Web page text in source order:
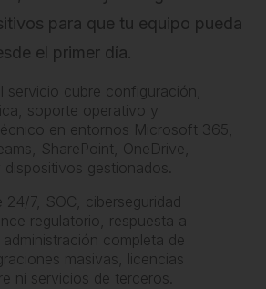
para que tu equipo pueda
el primer día.
servicio cubre configuración,
soporte operativo y
en entornos Microsoft 365,
SharePoint, OneDrive,
gestionados.
7, SOC, ciberseguridad
regulatorio, respuesta a
completa de
masivas, licencias
ni servicios de terceros.